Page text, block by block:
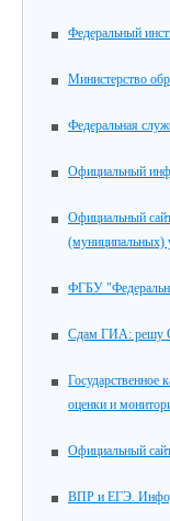
Федеральный
Министерство
Федеральная
Официальный
Официальный
(муниципальных)
ФГБУ
Сдам ГИА: решу
Государственное
оценки и
Официальный
ВПР и ЕГЭ.